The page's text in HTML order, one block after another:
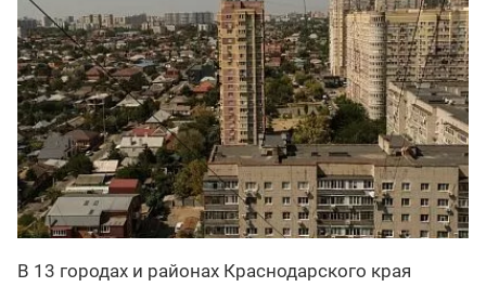
В 13 городах и районах Краснодарского края